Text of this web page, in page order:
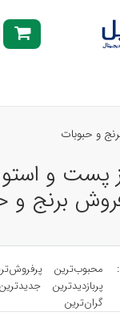
و حبوبات
پست و
برنج و
محبوب‌ترین
پربازدیدترین
جدیدترین
گران‌ترین